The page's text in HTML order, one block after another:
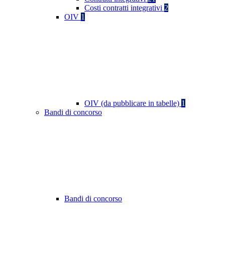
Costi contratti integrativi 2
OIV 1
OIV (da pubblicare in tabelle) 1
Bandi di concorso
Bandi di concorso